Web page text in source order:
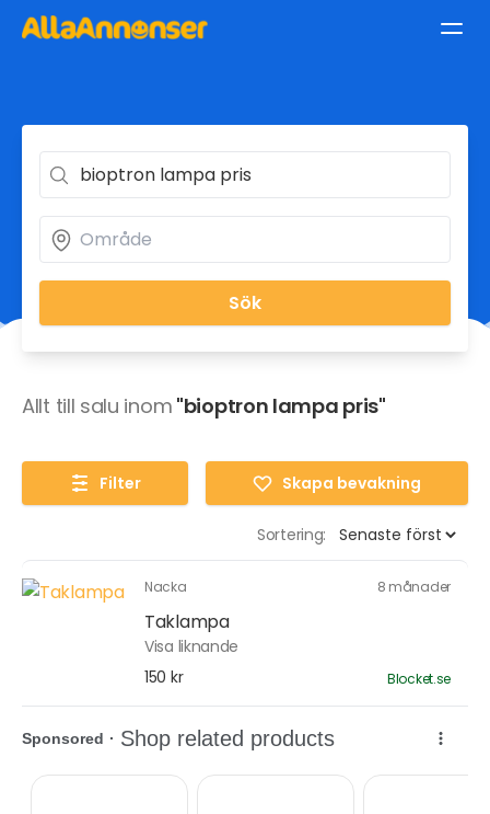
Sök
Allt till salu inom "bioptron lampa pris"
Filter Skapa bevakning
Sortering:
Nacka 8 månader
Taklampa
Visa liknande
150 kr
Blocket.se